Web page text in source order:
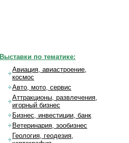
Выставки по тематике:
Авиация, авиастроение,
космос
Авто, мото, сервис
Аттракционы, развлечения,
игорный бизнес
Бизнес, инвестиции, банк
Ветеринария, зообизнес
Геология, геодезия,